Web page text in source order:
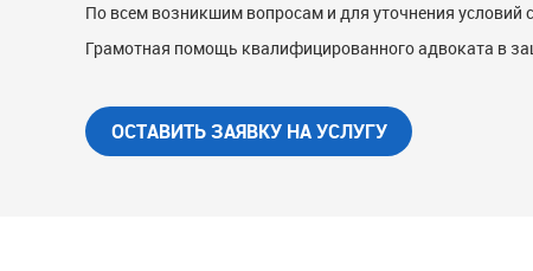
По всем возникшим вопросам и для уточнения
Грамотная помощь квалифицированного адвоката в
ОСТАВИТЬ ЗАЯВКУ НА УСЛУГУ